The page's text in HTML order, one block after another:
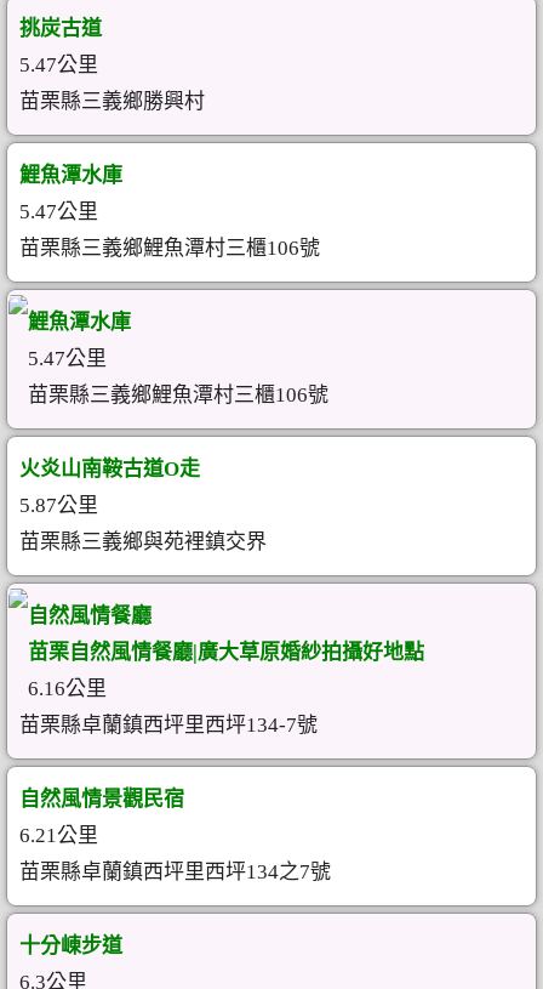
挑炭古道
5.47公里
苗栗縣三義鄉勝興村
鯉魚潭水庫
5.47公里
苗栗縣三義鄉鯉魚潭村三櫃106號
鯉魚潭水庫
5.47公里
苗栗縣三義鄉鯉魚潭村三櫃106號
火炎山南鞍古道O走
5.87公里
苗栗縣三義鄉與苑裡鎮交界
自然風情餐廳
苗栗自然風情餐廳|廣大草原婚紗拍攝好地點
6.16公里
苗栗縣卓蘭鎮西坪里西坪134-7號
自然風情景觀民宿
6.21公里
苗栗縣卓蘭鎮西坪里西坪134之7號
十分崠步道
6.3公里